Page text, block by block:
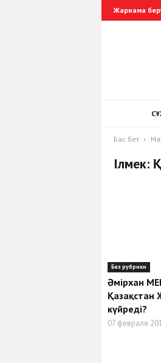
Жарнама
Бас бет
Ілмек:
Без рубрики
Әмірхан
Қазақстан
күйреді?
07 февраля